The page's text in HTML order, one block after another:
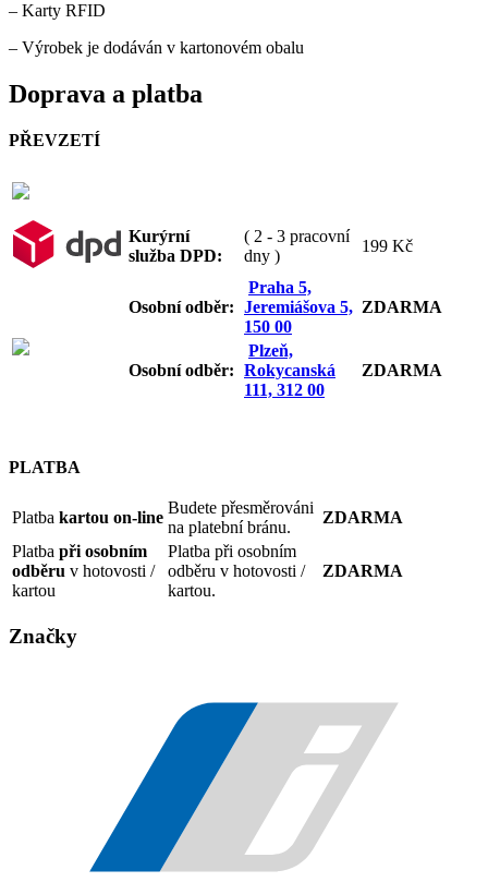
– Karty RFID
– Výrobek je dodáván v kartonovém obalu
Doprava a platba
PŘEVZETÍ
Kurýrní
služba DPD:
( 2 - 3 pracovní
dny )
199 Kč
Osobní odběr:
Praha 5,
Jeremiášova 5,
150 00
ZDARMA
Osobní odběr:
Plzeň,
Rokycanská
111, 312 00
ZDARMA
PLATBA
Platba kartou on-line
Budete přesměrováni
na platební bránu.
ZDARMA
Platba při osobním
odběru v hotovosti /
kartou
Platba při osobním
odběru v hotovosti /
kartou.
ZDARMA
Značky